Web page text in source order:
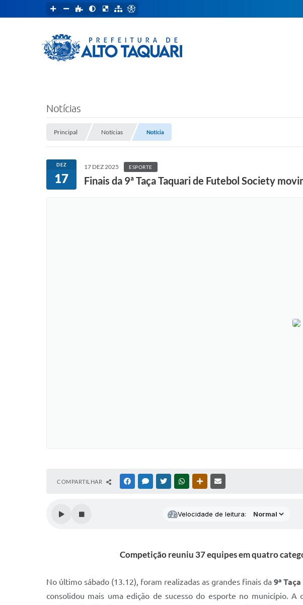
Notícias
Principal Notícias Notícia
DEZ
17
17 DEZ 2025 ESPORTE
Finais da 9ª Taça Taquari de Futebol Society
COMPARTILHAR FACEBOOKMESSENGER
TWITTERWHATSAPPOUTRAS MÍDIAS
Velocidade de leitura:
Competição reuniu 37 equipes em quatro
No último sábado (13.12), foram realizadas as grandes finais da 9ª
consolidou mais uma edição de sucesso do esporte no município.